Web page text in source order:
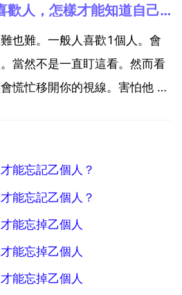
的去忘記，每個人都有自己的
各樣的過客，每段感情每段經
怎樣才能知道自己喜歡人，怎樣才能知道自己喜歡乙個人？
也難。一般人喜歡1個人。會
當然不是一直盯這看。然而看
慌忙移開你的視線。害怕他 她
你們家對門，或者坐車的時候
能忘記乙個人？
能忘記乙個人？
能忘掉乙個人
能忘掉乙個人
能忘掉乙個人